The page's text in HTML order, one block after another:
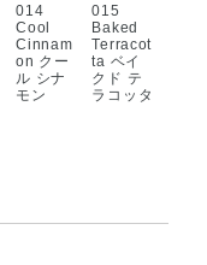
014
Cool
Cinnam
on クー
ル シナ
モン
015
Baked
Terracot
ta ベイ
クド テ
ラコッタ